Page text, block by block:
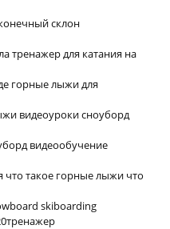
склон
для катания на
горные лыжи для
видеоуроки сноуборд
видеообучение
что такое горные лыжи что
skiboarding